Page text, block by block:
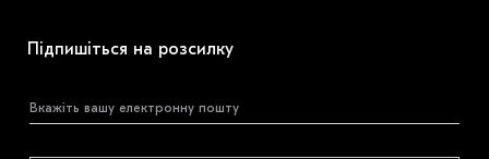
Підпишіться на розсилку